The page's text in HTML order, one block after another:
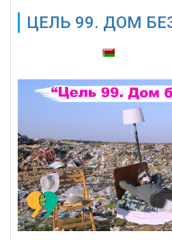
ЦЕЛЬ 99. ДОМ
Также доступны: